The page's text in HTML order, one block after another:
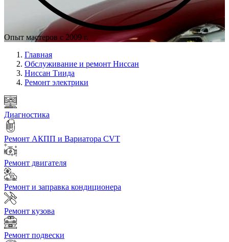
Опыт мастеров с 2009 г.
Главная
Обслуживание и ремонт Ниссан
Ниссан Тиида
Ремонт электрики
Диагностика
Ремонт АКПП и Вариатора CVT
Ремонт двигателя
Ремонт и заправка кондиционера
Ремонт кузова
Ремонт подвески